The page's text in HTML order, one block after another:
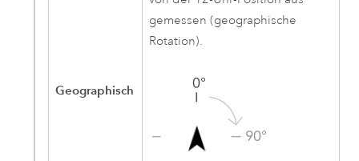
Geographisch
gemessen (geographische
Rotation).